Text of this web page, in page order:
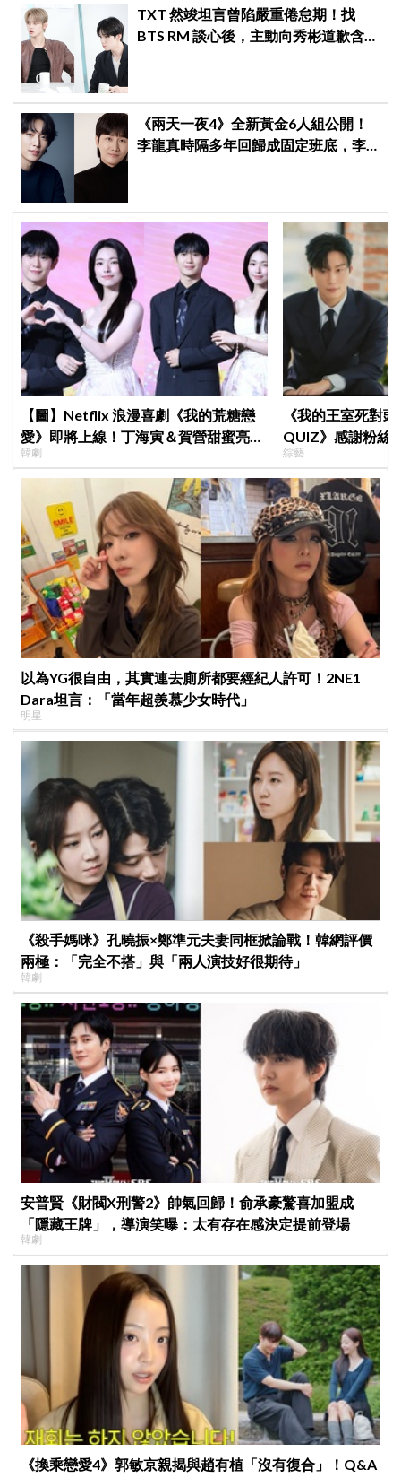
TXT 然竣坦言曾陷嚴重倦怠期！找
BTS RM 談心後，主動向秀彬道歉含
《兩天一夜4》全新黃金6人組公開！
李龍真時隔多年回歸成固定班底，李
【圖】Netflix 浪漫喜劇《我的荒糖戀
愛》即將上線！丁海寅＆賀營甜蜜亮相
製作發表會，甜蜜CP化學反應引期待
韓劇
《我的王室死對
QUIZ》感謝粉絲
在錫前輩，我真
綜藝
以為YG很自由，其實連去廁所都要經紀人許可！2NE1
Dara坦言：「當年超羨慕少女時代」
明星
《殺手媽咪》孔曉振×鄭準元夫妻同框掀論戰！韓網評價
兩極：「完全不搭」與「兩人演技好很期待」
韓劇
安普賢《財閥X刑警2》帥氣回歸！俞承豪驚喜加盟成
「隱藏王牌」，導演笑曝：太有存在感決定提前登場
韓劇
《換乘戀愛4》郭敏京親揭與趙有植「沒有復合」！Q&A